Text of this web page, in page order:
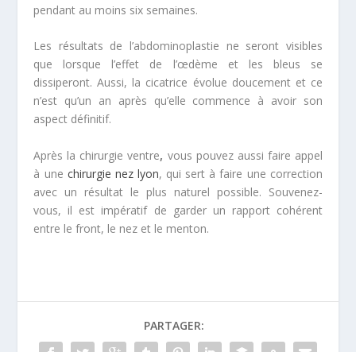
pendant au moins six semaines.
Les résultats de l’abdominoplastie ne seront visibles
que lorsque l’effet de l’œdème et les bleus se
dissiperont. Aussi, la cicatrice évolue doucement et ce
n’est qu’un an après qu’elle commence à avoir son
aspect définitif.
Après la chirurgie ventre, vous pouvez aussi faire appel
à une chirurgie nez lyon, qui sert à faire une correction
avec un résultat le plus naturel possible. Souvenez-
vous, il est impératif de garder un rapport cohérent
entre le front, le nez et le menton.
PARTAGER: